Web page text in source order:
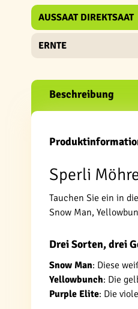
AUSSAAT DIREKTSAAT
ERNTE
Beschreibung
Sperli
Tauchen Sie ein in
Snow Man,
Drei Sorten, drei
Snow Man: Diese
Yellowbunch: Die
Purple Elite: Die